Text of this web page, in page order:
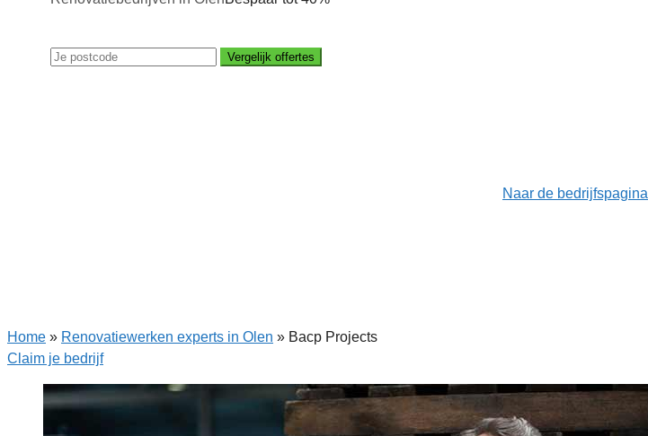
Vergelijk offertes
Naar de bedrijfspagina
Home » Renovatiewerken experts in Olen » Bacp Projects
Claim je bedrijf